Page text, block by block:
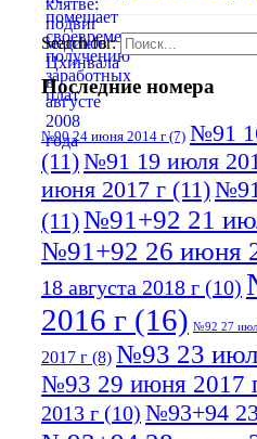
Search for:
Последние номера
№90 24 июня 2014 г (7) №91
(11)№91 19 июля
июня 2017 г (11)
(11)№91+92 21
№91+92 26 июня
18 августа 2018 г (10)
2016 г (16) №92 27
2017 г (8) №93 23
№93 29 июня 2017
2013 г (10) №93+94